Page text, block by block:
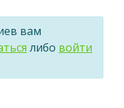
вам
либо войти